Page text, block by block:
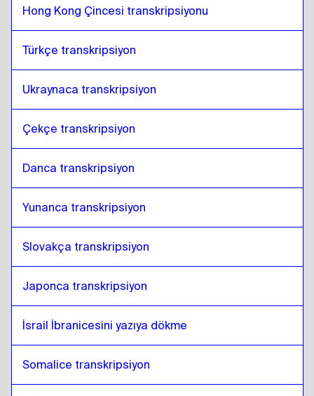
Hong Kong Çincesi transkripsiyonu
Türkçe transkripsiyon
Ukraynaca transkripsiyon
Çekçe transkripsiyon
Danca transkripsiyon
Yunanca transkripsiyon
Slovakça transkripsiyon
Japonca transkripsiyon
İsrail İbranicesini yazıya dökme
Somalice transkripsiyon